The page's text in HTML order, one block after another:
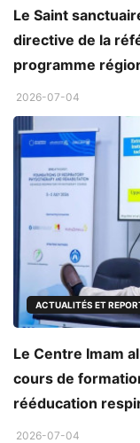
Le Saint
directive de la
programme
2026-07-04
ACTUALITÉS ET
Le Centre Imam
cours de
rééducation
2026-07-04